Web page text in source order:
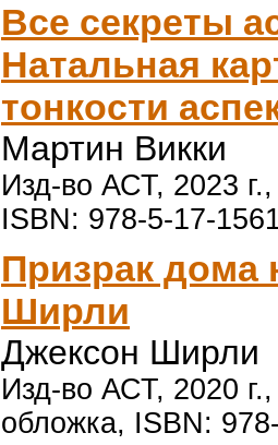
Все секреты
Натальная
тонкости
Мартин Викки
Изд-во АСТ, 2023
ISBN: 978-5-17-
Призрак дома
Ширли
Джексон Ширли
Изд-во АСТ, 2020
обложка, ISBN: